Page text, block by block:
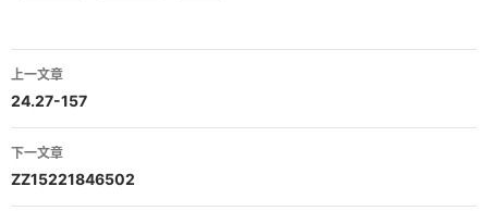
文
章
导
航
上一文章
24.27-157
下一文章
ZZ15221846502